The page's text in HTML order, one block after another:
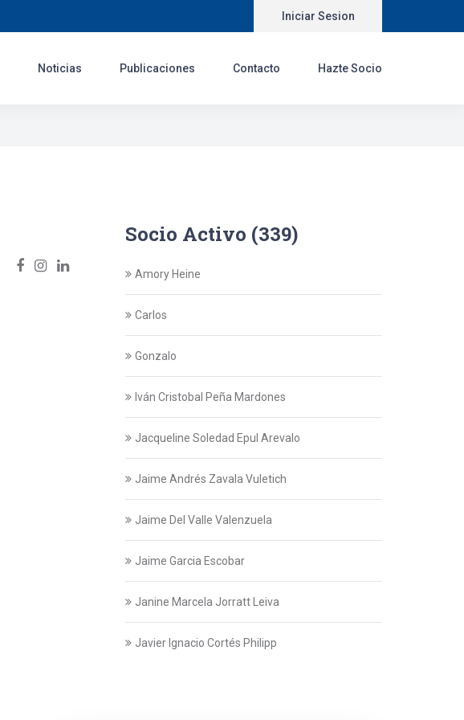
Iniciar Sesion
Noticias Publicaciones Contacto Hazte Socio
Socio Activo (339)
Amory Heine
Carlos
Gonzalo
Iván Cristobal Peña Mardones
Jacqueline Soledad Epul Arevalo
Jaime Andrés Zavala Vuletich
Jaime Del Valle Valenzuela
Jaime Garcia Escobar
Janine Marcela Jorratt Leiva
Javier Ignacio Cortés Philipp